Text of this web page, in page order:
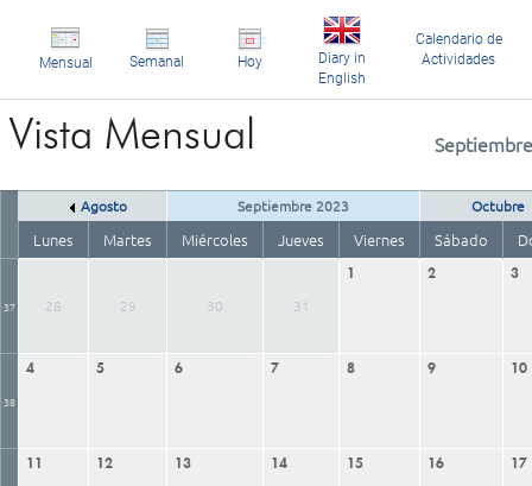
Mensual Semanal Hoy
Diary in
English
Calendario de
Actividades
Vista Mensual
Agosto Septiembre 2023 Octubre
Lunes Martes Miércoles Jueves Viernes Sábado
37 28 29 30 31
1 2 3
38
4 5 6 7 8 9 10
11 12 13 14 15 16 17